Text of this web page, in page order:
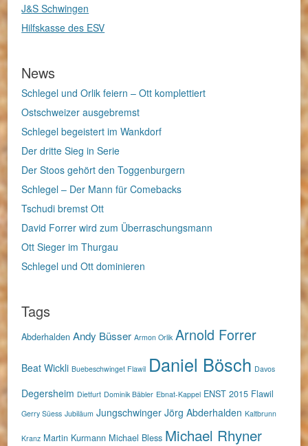
J&S Schwingen
Hilfskasse des ESV
News
Schlegel und Orlik feiern – Ott komplettiert
Ostschweizer ausgebremst
Schlegel begeistert im Wankdorf
Der dritte Sieg in Serie
Der Stoos gehört den Toggenburgern
Schlegel – Der Mann für Comebacks
Tschudi bremst Ott
David Forrer wird zum Überraschungsmann
Ott Sieger im Thurgau
Schlegel und Ott dominieren
Tags
Abderhalden Andy Büsser Armon Orlik Arnold Forrer
Beat Wickli Buebeschwinget Flawil Daniel Bösch Davos
Degersheim Dietfurt Dominik Bäbler Ebnat-Kappel ENST 2015 Flawil
Gerry Süess Jubiläum Jungschwinger Jörg Abderhalden Kaltbrunn
Kranz Martin Kurmann Michael Bless Michael Rhyner